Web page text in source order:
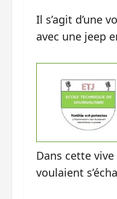
Il s’agit d’une
avec une jeep
Dans cette
voulaient